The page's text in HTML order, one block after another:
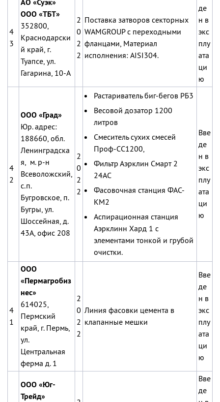
4
3
АО «Суэк»
ООО «ТБТ»
352800,
Краснодарски
й край, г.
Туапсе, ул.
Гагарина, 10-A
2
0
2
2
Поставка затворов секторных
WAMGROUP с переходными
фланцами, Материал
исполнения: AISI304.
де
н в
экс
плу
ата
ци
ю
4
2
ООО «Град»
Юр. адрес:
188660, обл.
Ленинградска
я, м. р-н
Всеволожский,
с.п.
Бугровское, п.
Бугры, ул.
Шоссейная, д.
43А, офис 208
2
0
2
2
Растариватель биг-бегов РБ3
Весовой дозатор 1200
литров
Смеситель сухих смесей
Проф-СС1200,
Фильтр Аэрклин Смарт 2
24AC
Фасовочная станция ФАС-
КМ2
Аспирационная станция
Аэрклинн Хард 1 с
элементами тонкой и грубой
очистки.
Вве
де
н в
экс
плу
ата
ци
ю
4
1
ООО
«Пермагробиз
нес»
614025,
Пермский
край, г. Пермь,
ул.
Центральная
ферма д. 1
2
0
2
2
Линия фасовки цемента в
клапанные мешки
Вве
де
н в
экс
плу
ата
ци
ю
ООО «Юг-
Трейд»
Вве
де